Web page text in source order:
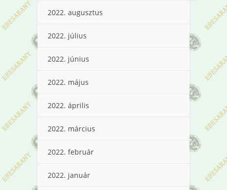
2022. augusztus
2022. július
2022. június
2022. május
2022. április
2022. március
2022. február
2022. január